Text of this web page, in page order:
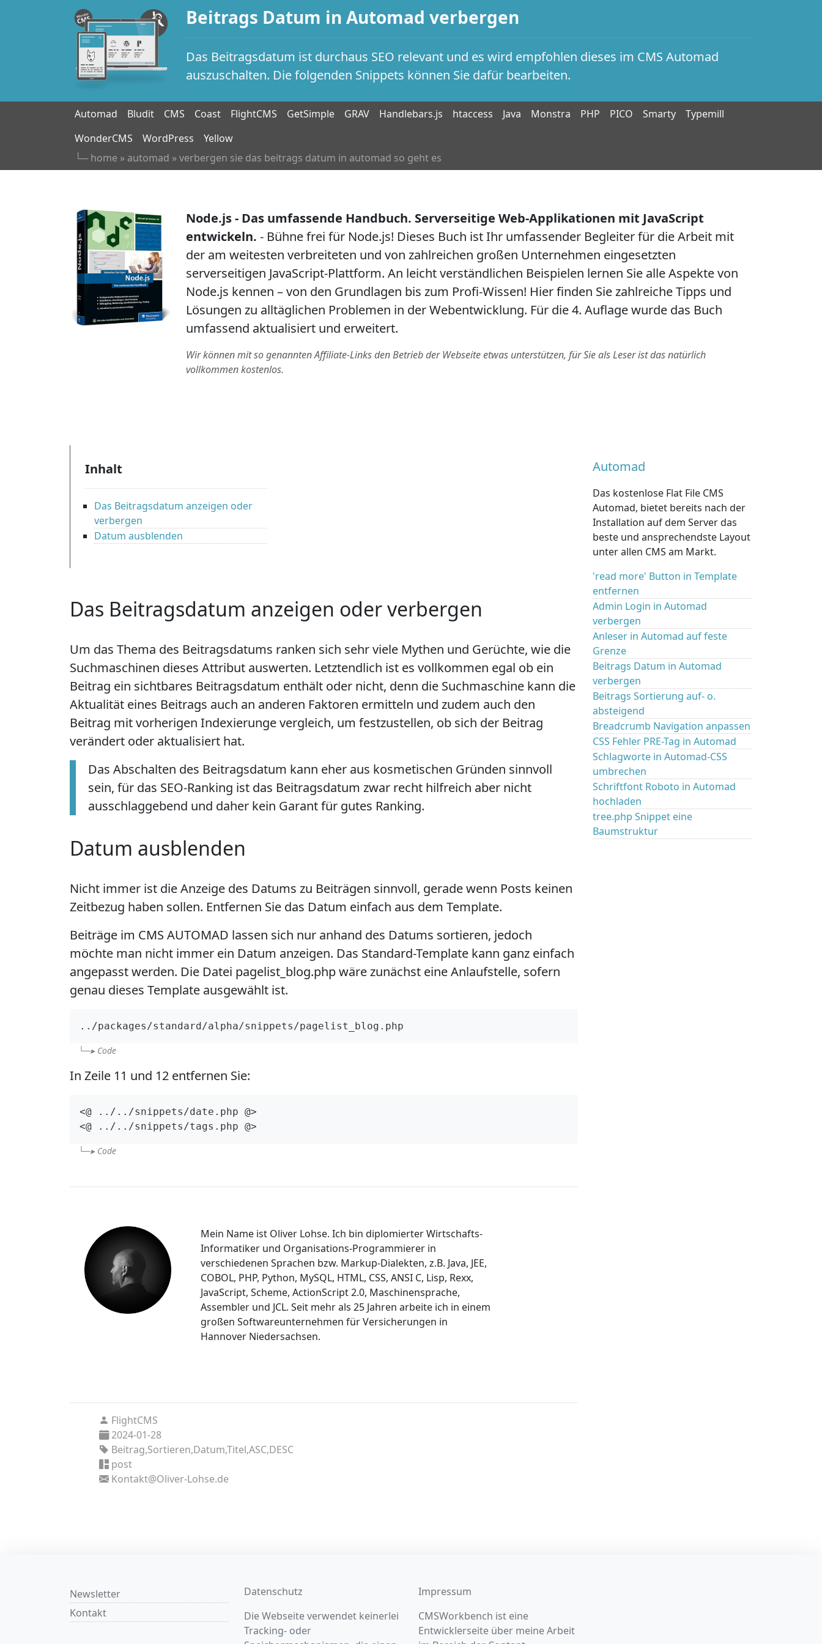
Beitrags Datum in Automad verbergen
Das Beitragsdatum ist durchaus SEO relevant und es wird empfohlen dieses im CMS Automad
auszuschalten. Die folgenden Snippets können Sie dafür bearbeiten.
Automad Bludit CMS Coast FlightCMS GetSimple GRAV Handlebars.js htaccess Java Monstra PHP PICO Smarty
Typemill
WonderCMS
WordPress
Yellow
└─home » automad »verbergen sie das beitrags datum in automad so geht es
Node.js - Das umfassende Handbuch. Serverseitige Web-Applikationen mit JavaScript
entwickeln. - Bühne frei für Node.js! Dieses Buch ist Ihr umfassender Begleiter für die Arbeit mit
der am weitesten verbreiteten und von zahlreichen großen Unternehmen eingesetzten
serverseitigen JavaScript-Plattform. An leicht verständlichen Beispielen lernen Sie alle Aspekte von
Node.js kennen – von den Grundlagen bis zum Profi-Wissen! Hier finden Sie zahlreiche Tipps und
Lösungen zu alltäglichen Problemen in der Webentwicklung. Für die 4. Auflage wurde das Buch
umfassend aktualisiert und erweitert.
Wir können mit so genannten Affiliate-Links den Betrieb der Webseite etwas unterstützen, für Sie als Leser ist das natürlich
vollkommen kostenlos.
Inhalt
Das Beitragsdatum anzeigen oder
verbergen
Datum ausblenden
Das Beitragsdatum anzeigen oder verbergen
Um das Thema des Beitragsdatums ranken sich sehr viele Mythen und Gerüchte, wie die
Suchmaschinen dieses Attribut auswerten. Letztendlich ist es vollkommen egal ob ein
Beitrag ein sichtbares Beitragsdatum enthält oder nicht, denn die Suchmaschine kann die
Aktualität eines Beitrags auch an anderen Faktoren ermitteln und zudem auch den
Beitrag mit vorherigen Indexierunge vergleich, um festzustellen, ob sich der Beitrag
verändert oder aktualisiert hat.
Das Abschalten des Beitragsdatum kann eher aus kosmetischen Gründen sinnvoll
sein, für das SEO-Ranking ist das Beitragsdatum zwar recht hilfreich aber nicht
ausschlaggebend und daher kein Garant für gutes Ranking.
Datum ausblenden
Nicht immer ist die Anzeige des Datums zu Beiträgen sinnvoll, gerade wenn Posts keinen
Zeitbezug haben sollen. Entfernen Sie das Datum einfach aus dem Template.
Beiträge im CMS AUTOMAD lassen sich nur anhand des Datums sortieren, jedoch
möchte man nicht immer ein Datum anzeigen. Das Standard-Template kann ganz einfach
angepasst werden. Die Datei pagelist_blog.php wäre zunächst eine Anlaufstelle, sofern
genau dieses Template ausgewählt ist.
../packages/standard/alpha/snippets/pagelist_blog.php
Code
In Zeile 11 und 12 entfernen Sie:
<@ ../../snippets/date.php @>
<@ ../../snippets/tags.php @>
Code
Mein Name ist Oliver Lohse. Ich bin diplomierter Wirtschafts-
Informatiker und Organisations-Programmierer in
verschiedenen Sprachen bzw. Markup-Dialekten, z.B. Java, JEE,
COBOL, PHP, Python, MySQL, HTML, CSS, ANSI C, Lisp, Rexx,
JavaScript, Scheme, ActionScript 2.0, Maschinensprache,
Assembler und JCL. Seit mehr als 25 Jahren arbeite ich in einem
großen Softwareunternehmen für Versicherungen in
Hannover Niedersachsen.
FlightCMS
2024-01-28
Beitrag,Sortieren,Datum,Titel,ASC,DESC
post
Kontakt@Oliver-Lohse.de
Automad
Das kostenlose Flat File CMS
Automad, bietet bereits nach der
Installation auf dem Server das
beste und ansprechendste Layout
unter allen CMS am Markt.
'read more' Button in Template
entfernen
Admin Login in Automad
verbergen
Anleser in Automad auf feste
Grenze
Beitrags Datum in Automad
verbergen
Beitrags Sortierung auf- o.
absteigend
Breadcrumb Navigation anpassen
CSS Fehler PRE-Tag in Automad
Schlagworte in Automad-CSS
umbrechen
Schriftfont Roboto in Automad
hochladen
tree.php Snippet eine
Baumstruktur
Newsletter
Kontakt
Datenschutz
Die Webseite verwendet keinerlei
Tracking- oder
Impressum
CMSWorkbench ist eine
Entwicklerseite über meine Arbeit